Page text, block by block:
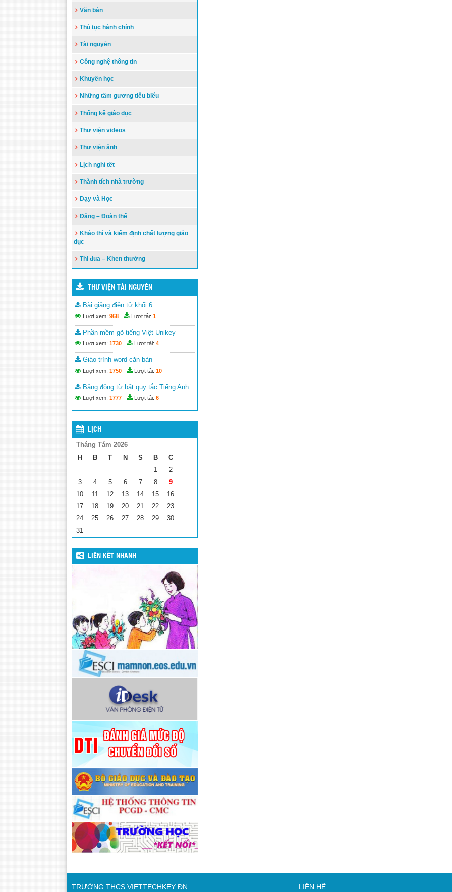
Văn bản
Thủ tục hành chính
Tài nguyên
Công nghệ thông tin
Khuyến học
Những tấm gương tiêu biểu
Thống kê giáo dục
Thư viện videos
Thư viện ảnh
Lịch nghỉ tết
Thành tích nhà trường
Dạy và Học
Đảng – Đoàn thể
Khảo thí và kiểm định chất lượng giáo
dục
Thi đua – Khen thưởng
THƯ VIỆN TÀI NGUYÊN
Bài giảng điện tử khối 6
Lượt xem: 968 Lượt tải: 1
Phần mềm gõ tiếng Việt Unikey
Lượt xem: 1730 Lượt tải: 4
Giáo trình word căn bản
Lượt xem: 1750 Lượt tải: 10
Bảng động từ bất quy tắc Tiếng Anh
Lượt xem: 1777 Lượt tải: 6
LỊCH
Tháng Tám 2026
H
B T N S B
C
1
2
3
4 5 6 7 8
9
10
11 12 13 14 15
16
17
18 19 20 21 22
23
24
25 26 27 28 29
30
31
LIÊN KẾT NHANH
TRƯỜNG THCS VIETTECHKEY ĐN LIÊN HỆ